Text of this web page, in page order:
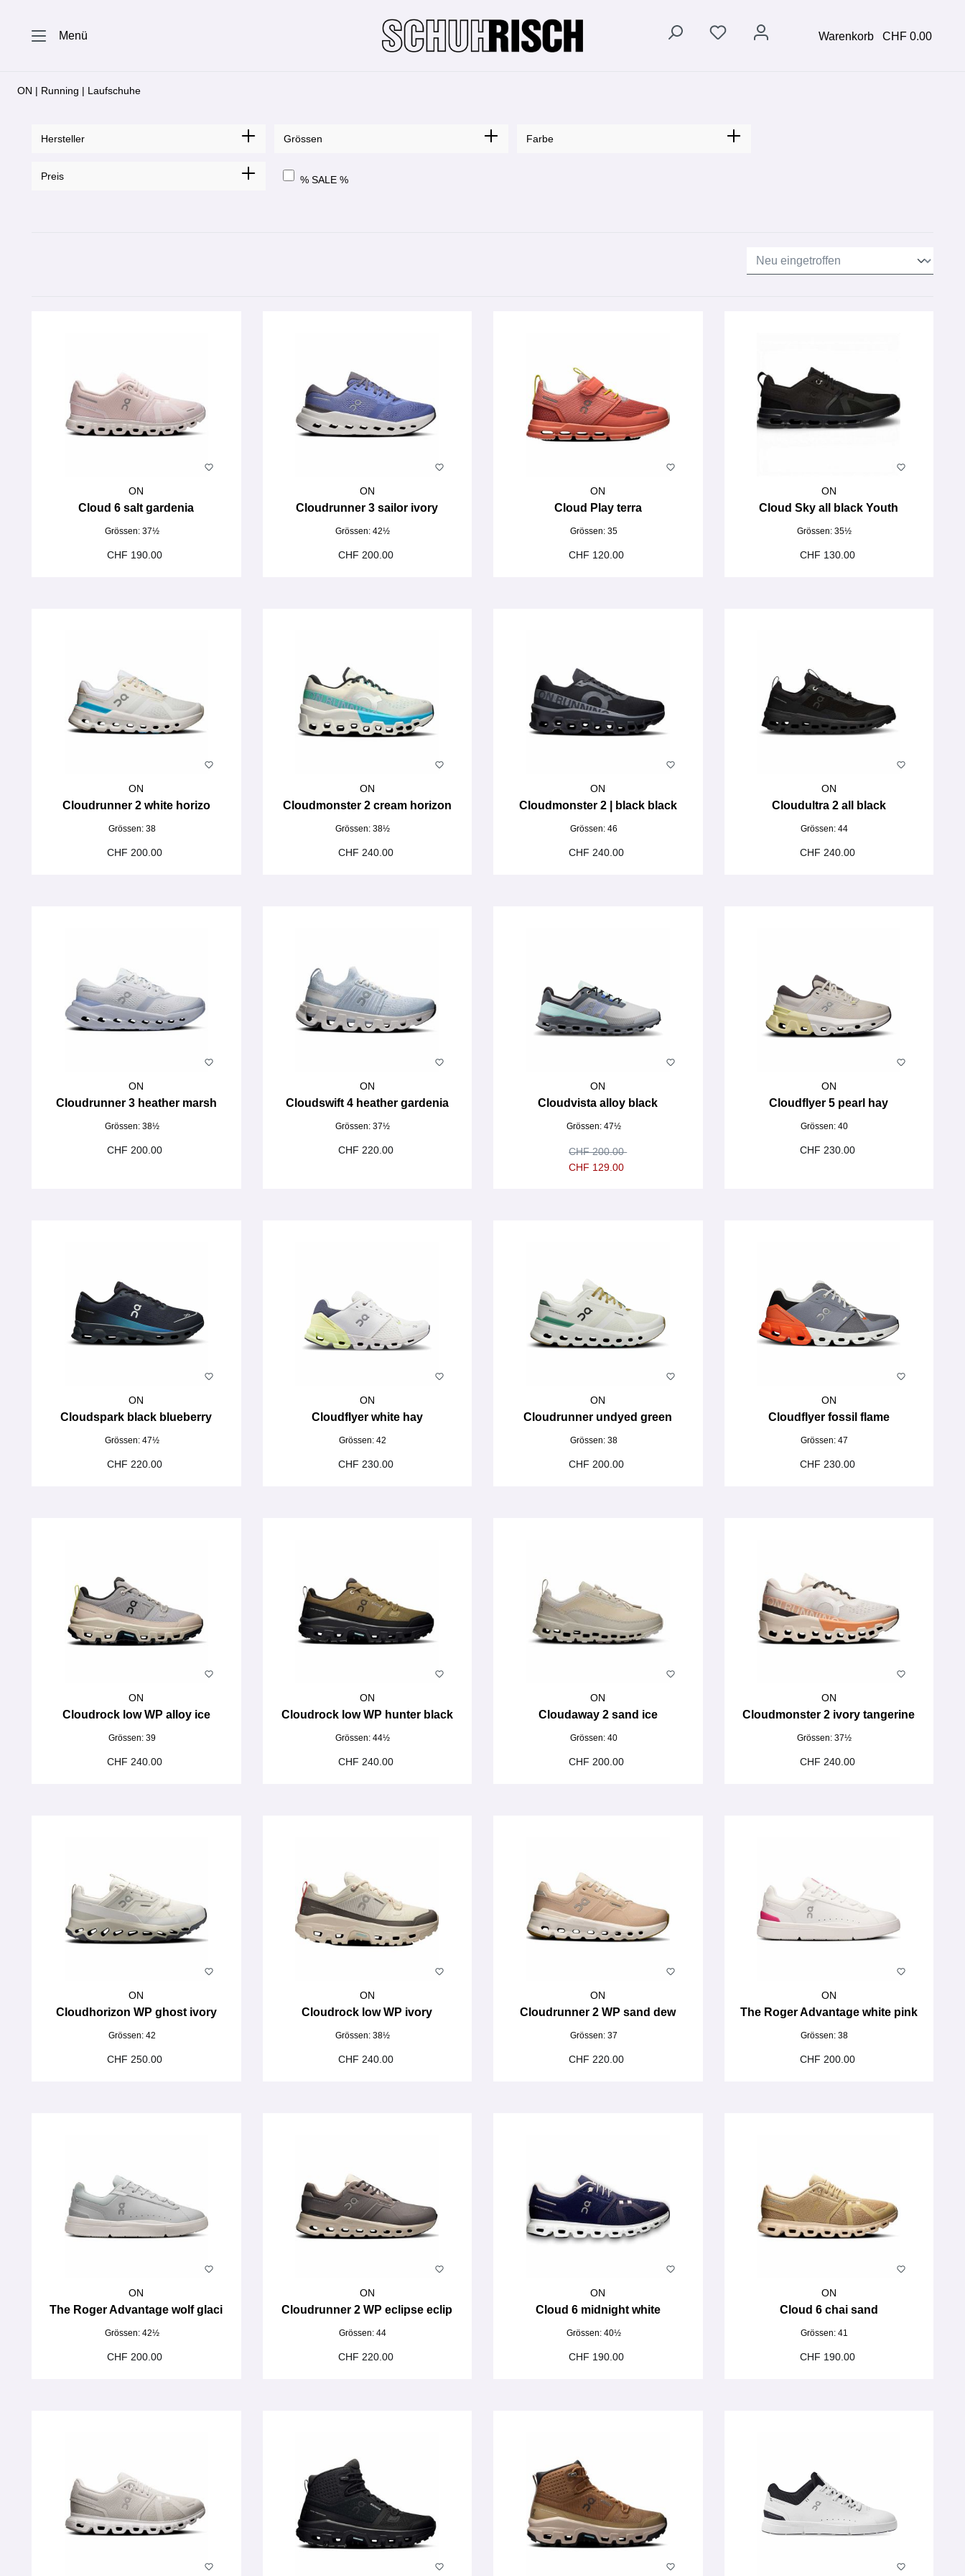
Menü Warenkorb CHF 0.00
ON | Running | Laufschuhe
Hersteller Grössen Farbe
Preis % SALE %
ON
Cloud 6 salt gardenia
Grössen: 37½
CHF 190.00
ON
Cloudrunner 3 sailor ivory
Grössen:42½
CHF 200.00
ON
Cloud Play terra
Grössen: 35
CHF 120.00
ON
Cloud Sky all black Youth
Grössen:35½
CHF 130.00
ON
Cloudrunner 2 white horizo
Grössen: 38
CHF 200.00
ON
Cloudmonster 2 cream horizon
Grössen:38½
CHF 240.00
ON
Cloudmonster 2 | black black
Grössen: 46
CHF 240.00
ON
Cloudultra 2 all black
Grössen:44
CHF 240.00
ON
Cloudrunner 3 heather marsh
Grössen: 38½
CHF 200.00
ON
Cloudswift 4 heather gardenia
Grössen:37½
CHF 220.00
ON
Cloudvista alloy black
Grössen: 47½
CHF 129.00
CHF 200.00
ON
Cloudflyer 5 pearl hay
Grössen:40
CHF 230.00
ON
Cloudspark black blueberry
Grössen: 47½
CHF 220.00
ON
Cloudflyer white hay
Grössen:42
CHF 230.00
ON
Cloudrunner undyed green
Grössen: 38
CHF 200.00
ON
Cloudflyer fossil flame
Grössen:47
CHF 230.00
ON
Cloudrock low WP alloy ice
Grössen: 39
CHF 240.00
ON
Cloudrock low WP hunter black
Grössen:44½
CHF 240.00
ON
Cloudaway 2 sand ice
Grössen: 40
CHF 200.00
ON
Cloudmonster 2 ivory tangerine
Grössen:37½
CHF 240.00
ON
Cloudhorizon WP ghost ivory
Grössen: 42
CHF 250.00
ON
Cloudrock low WP ivory
Grössen:38½
CHF 240.00
ON
Cloudrunner 2 WP sand dew
Grössen: 37
CHF 220.00
ON
The Roger Advantage white pink
Grössen:38
CHF 200.00
ON
The Roger Advantage wolf glaci
Grössen: 42½
CHF 200.00
ON
Cloudrunner 2 WP eclipse eclip
Grössen:44
CHF 220.00
ON
Cloud 6 midnight white
Grössen: 40½
CHF 190.00
ON
Cloud 6 chai sand
Grössen:41
CHF 190.00